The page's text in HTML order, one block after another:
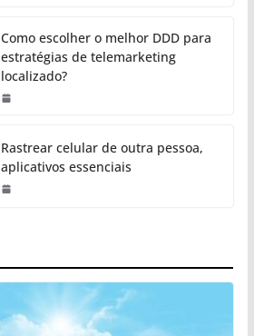
Como escolher o melhor DDD para
estratégias de telemarketing
localizado?
Rastrear celular de outra pessoa,
aplicativos essenciais